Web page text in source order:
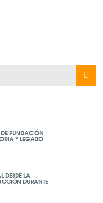
FUNDACIÓN
Y LEGADO
DESDE LA
DURANTE